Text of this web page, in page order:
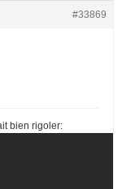
#33869
bien rigoler: